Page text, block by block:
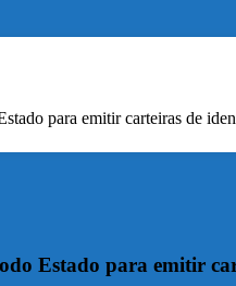
para emitir carteiras de
Estado para emitir